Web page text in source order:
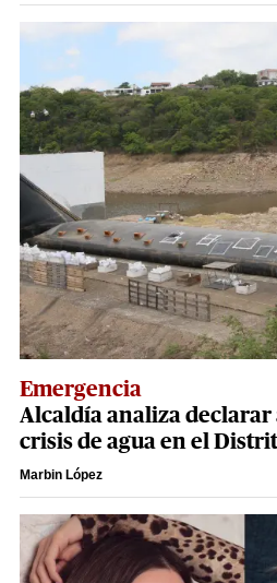
Emergencia
Alcaldía analiza
crisis de agua en el
Marbin López